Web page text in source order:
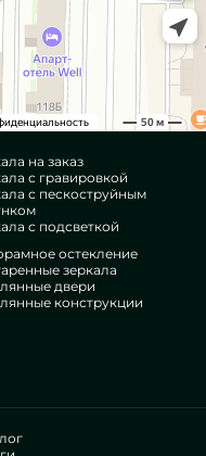
на заказ
с гравировкой
с пескоструйным
с подсветкой
остекление
зеркала
двери
конструкции